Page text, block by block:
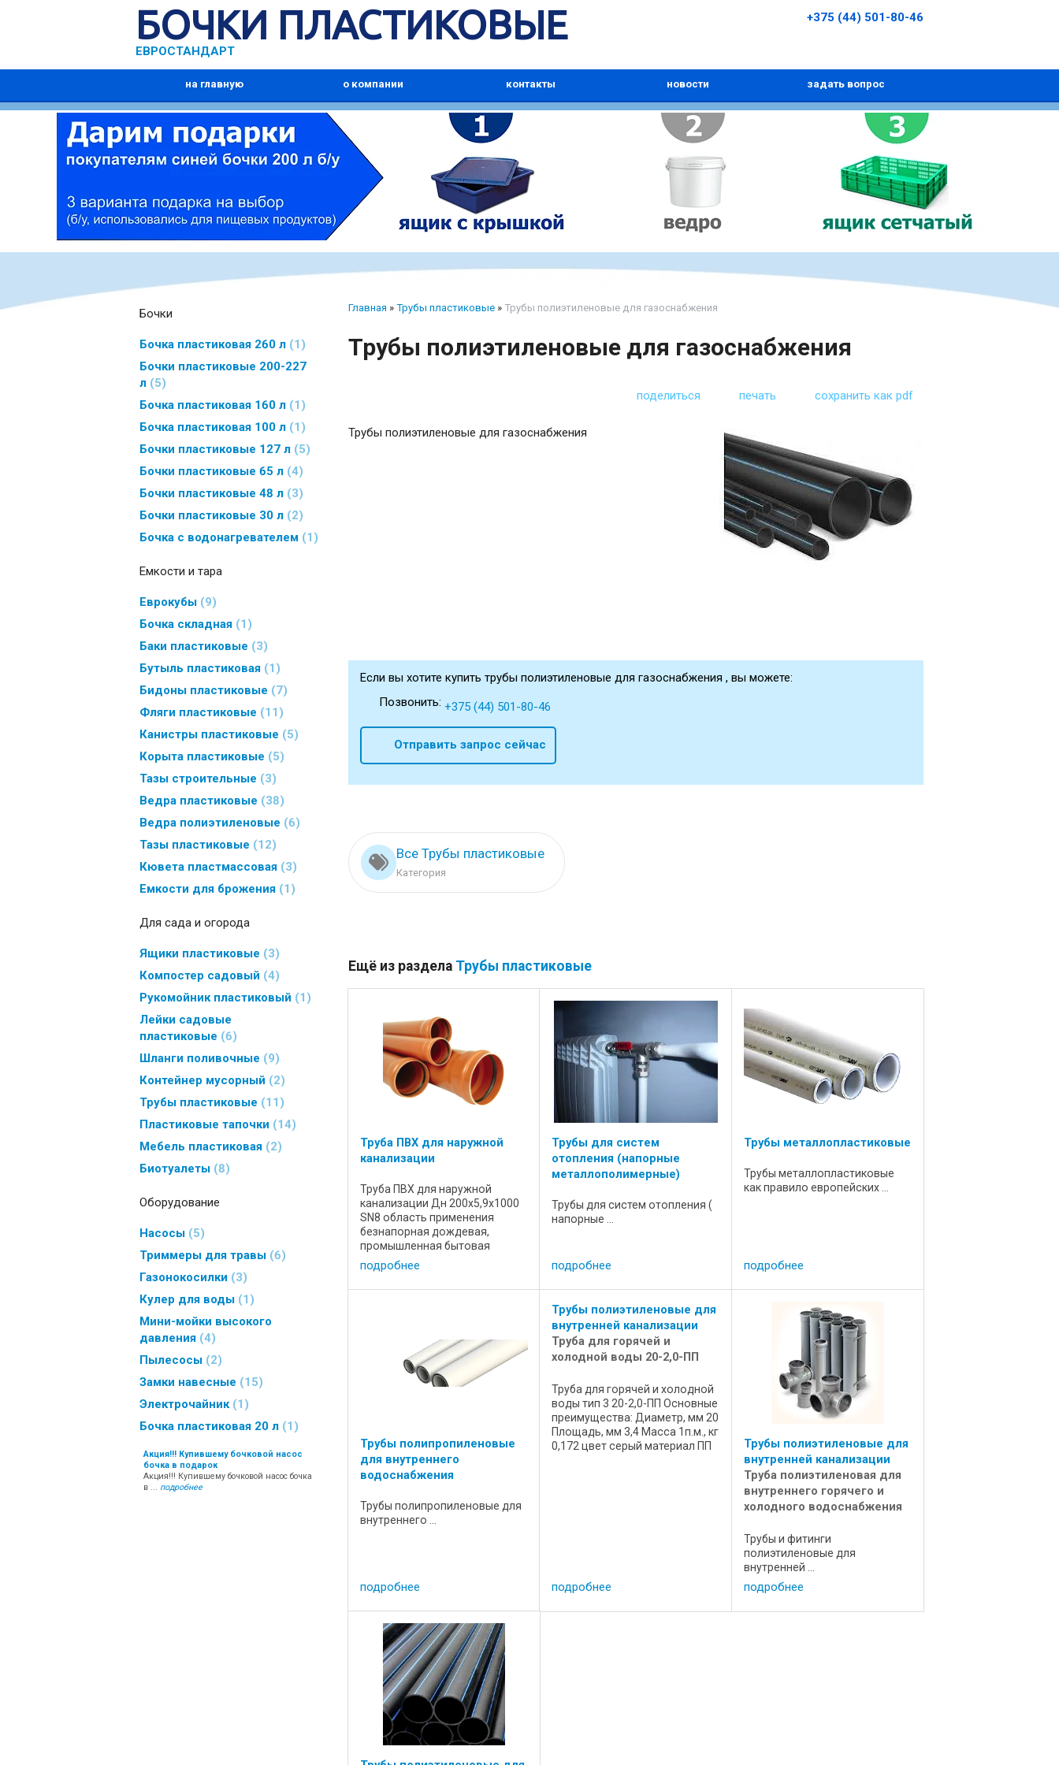
БОЧКИ ПЛАСТИКОВЫЕ
ЕВРОСТАНДАРТ
+375 (44) 501-80-46
на главную о компании контакты новости задать вопрос
Бочки
Бочка пластиковая 260 л
1
Бочки пластиковые 200-227
л
5
Бочка пластиковая 160 л
1
Бочка пластиковая 100 л
1
Бочки пластиковые 127 л
5
Бочки пластиковые 65 л 4
Бочки пластиковые 48 л
3
Бочки пластиковые 30 л
2
Бочка с водонагревателем
1
Емкости и тара
Еврокубы
9
Бочка складная
1
Баки пластиковые
3
Бутыль пластиковая
1
Бидоны пластиковые
7
Фляги пластиковые
11
Канистры пластиковые
5
Корыта пластиковые
5
Тазы строительные
3
Ведра пластиковые
38
Ведра полиэтиленовые
6
Тазы пластиковые
12
Кювета пластмассовая
3
Емкости для брожения
1
Для сада и огорода
Ящики пластиковые
3
Компостер садовый
4
Рукомойник пластиковый
1
Лейки садовые
пластиковые
6
Шланги поливочные
9
Контейнер мусорный
2
Трубы пластиковые
11
Пластиковые тапочки
14
Мебель пластиковая
2
Биотуалеты 8
Оборудование
Насосы
5
Триммеры для травы 6
Газонокосилки
3
Кулер для воды
1
Мини-мойки высокого
давления 4
Пылесосы
2
Замки навесные
15
Электрочайник 1
Бочка пластиковая 20 л
1
Акция!!! Купившему бочковой насос
бочка в подарок
Акция!!! Купившему бочковой насос бочка
в ... подробнее
Главная » Трубы пластиковые » Трубы полиэтиленовые для газоснабжения
Трубы полиэтиленовые для газоснабжения
поделиться печать сохранить как pdf
Трубы полиэтиленовые для газоснабжения
Если вы хотите купить трубы полиэтиленовые для газоснабжения , вы можете:
Позвонить: +375 (44) 501-80-46
Отправить запрос сейчас
Все Трубы пластиковые
Категория
Ещё из раздела Трубы пластиковые
Труба ПВХ для наружной
канализации
Труба ПВХ для наружной
канализации Дн 200х5,9х1000
SN8 область применения
безнапорная дождевая,
промышленная бытовая
канализация. температурный
режим +0 - +60 материал НПВХ
« непластифицированный
подробнее
Трубы для систем
отопления (напорные
металлополимерные)
Трубы для систем отопления (
напорные ...
подробнее
Трубы металлопластиковые
Трубы металлопластиковые
как правило европейских ...
подробнее
Трубы полипропиленовые
для внутреннего
водоснабжения
Трубы полипропиленовые для
внутреннего ...
подробнее
Трубы полиэтиленовые для
внутренней канализации
Труба для горячей и
холодной воды 20-2,0-ПП
Труба для горячей и холодной
воды тип 3 20-2,0-ПП Основные
преимущества: Диаметр, мм 20
Площадь, мм 3,4 Масса 1п.м., кг
0,172 цвет серый материал ПП
подробнее
Трубы полиэтиленовые для
внутренней канализации
Труба полиэтиленовая для
внутреннего горячего и
холодного водоснабжения
Трубы и фитинги
полиэтиленовые для
внутренней ...
подробнее